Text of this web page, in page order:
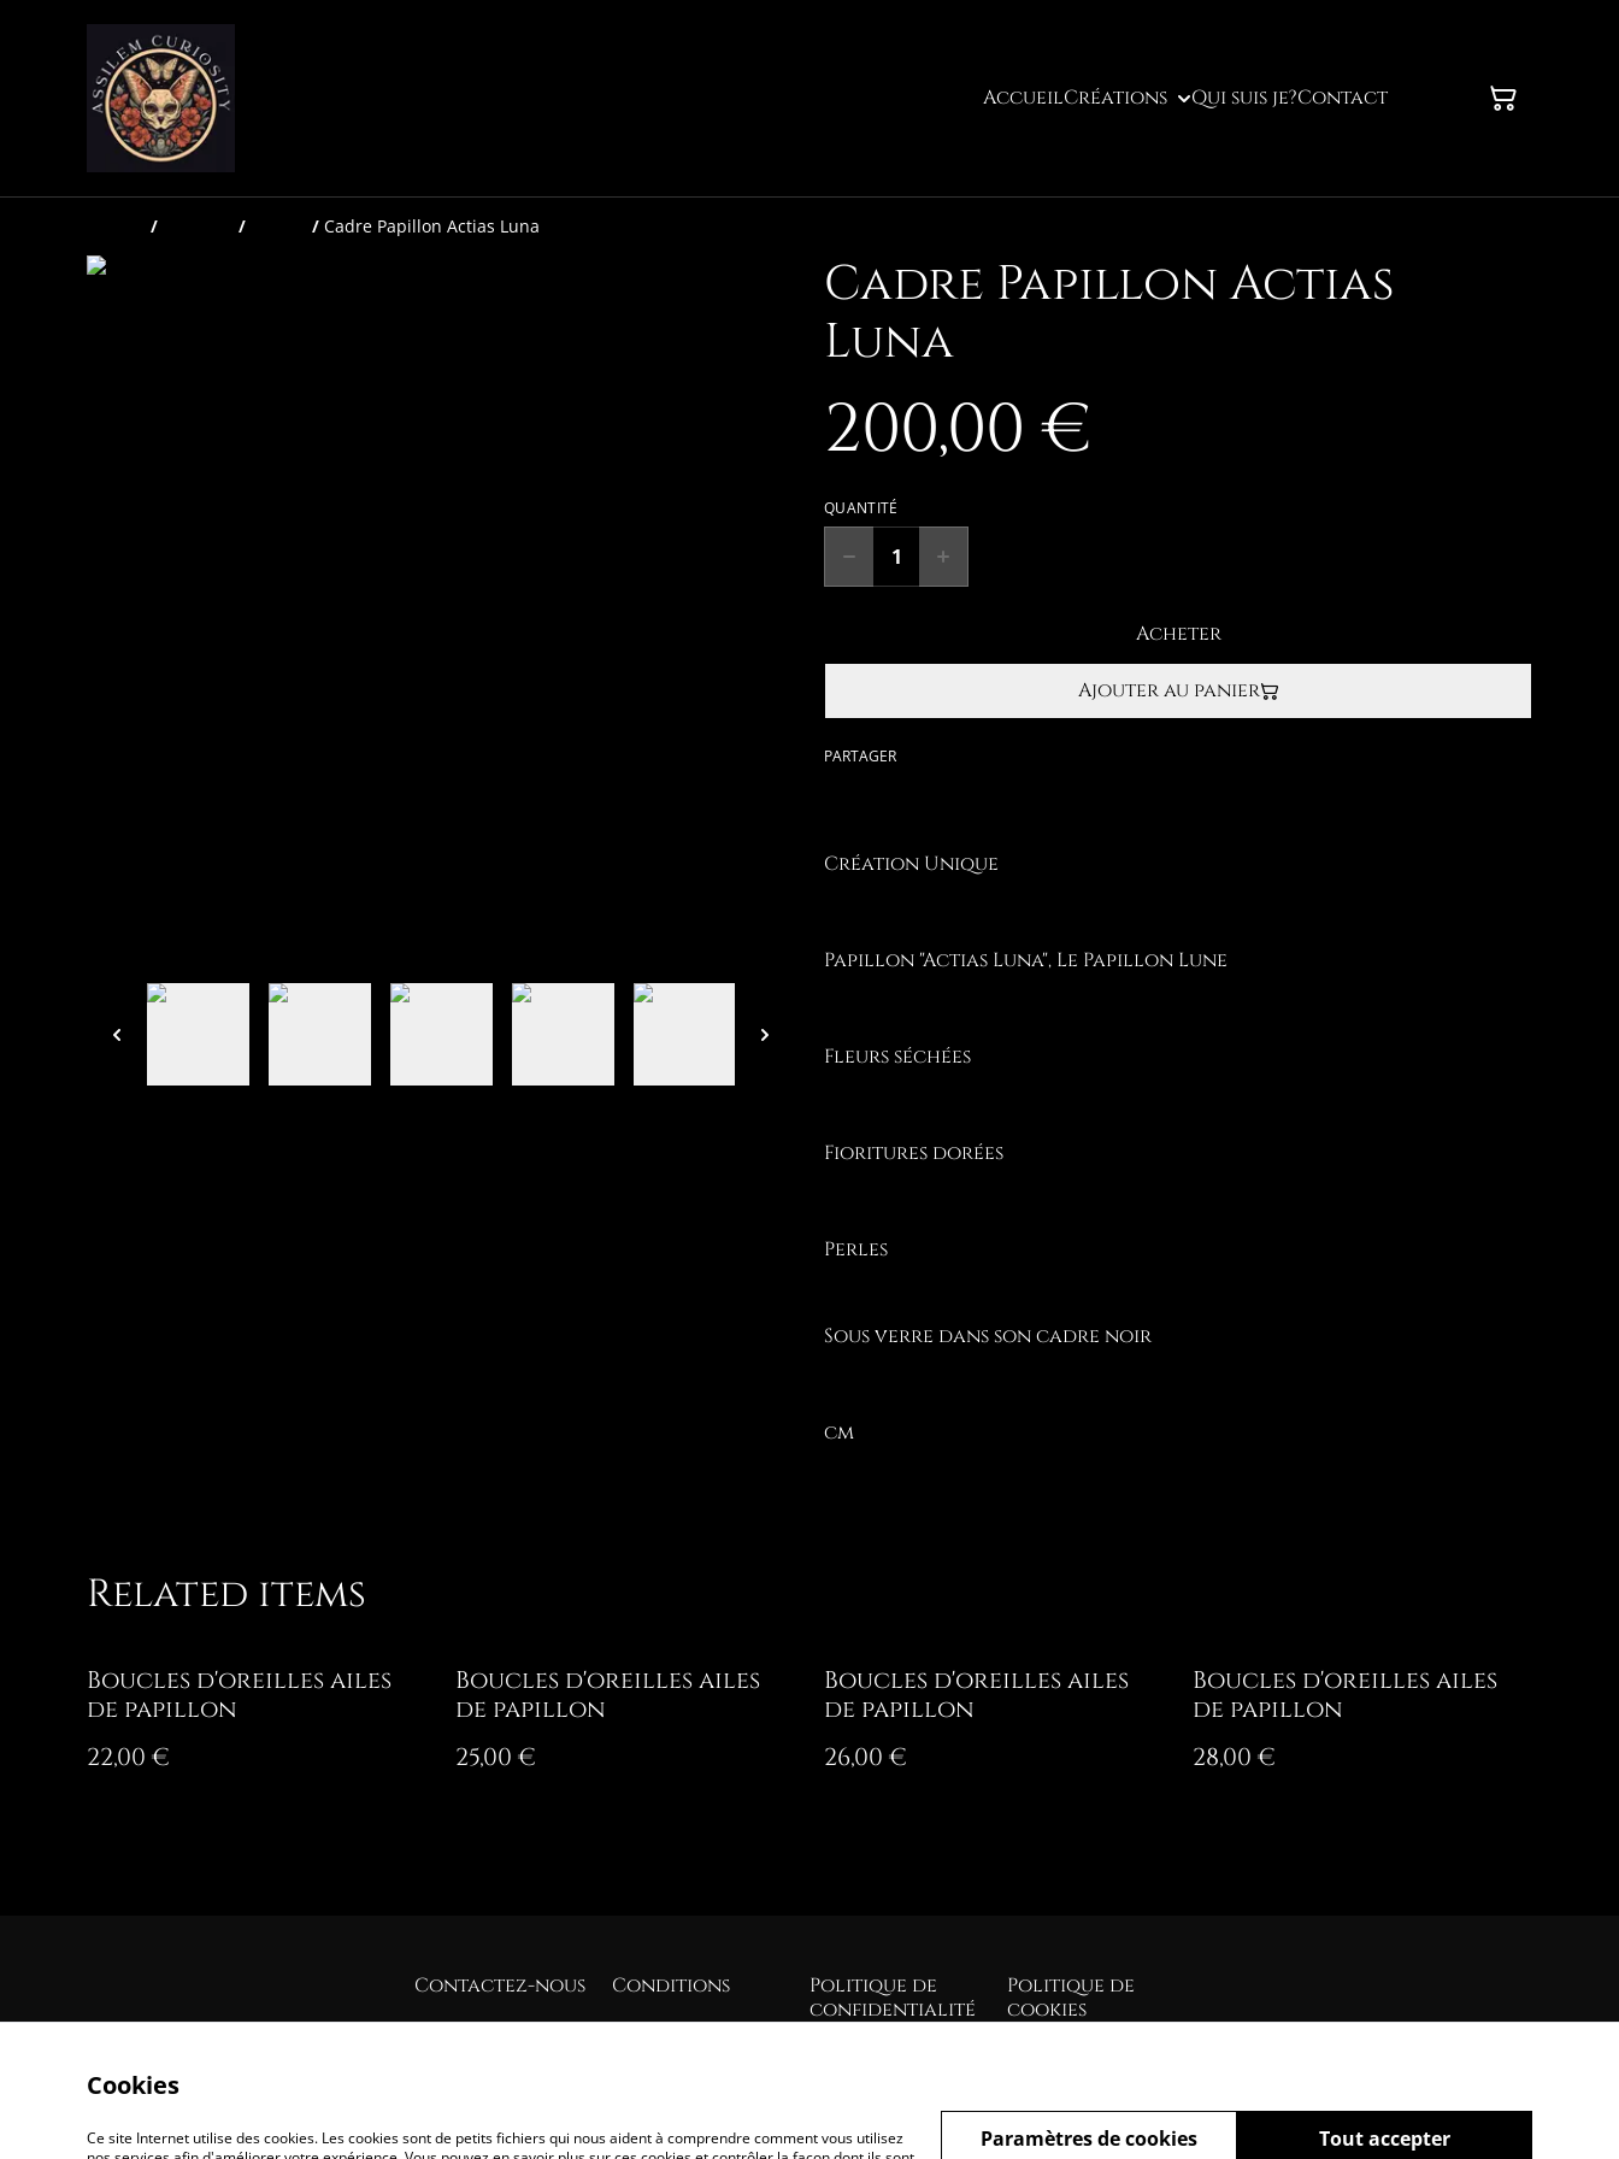
AccueilCréations Qui suis je?Contact
/ / / Cadre Papillon Actias Luna
Cadre Papillon Actias
Luna
200,00 €
QUANTITÉ
Acheter
Ajouter au panier
PARTAGER
Création Unique
Papillon "Actias Luna", Le Papillon Lune
Fleurs séchées
Fioritures dorées
Perles
Sous verre dans son cadre noir
cm
Related items
Boucles d'oreilles ailes
de papillon
22,00 €
Boucles d'oreilles ailes
de papillon
25,00 €
Boucles d'oreilles ailes
de papillon
26,00 €
Boucles d'oreilles ailes
de papillon
28,00 €
Contactez-nous Conditions
Politique de
confidentialité
Politique de
cookies
Cookies
Ce site Internet utilise des cookies. Les cookies sont de petits fichiers qui nous aident à comprendre comment vous utilisez
Tout accepter
Paramètres de cookies